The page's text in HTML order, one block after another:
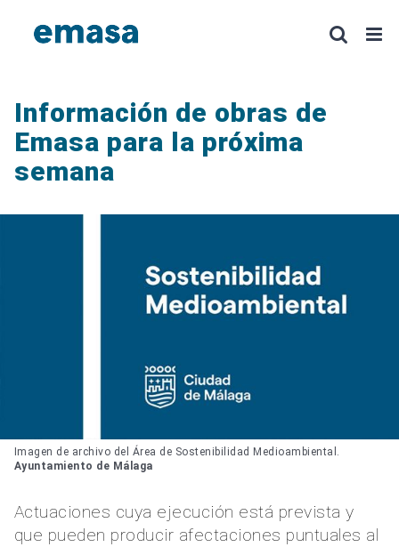
Información de obras de
Emasa para la próxima
semana
Imagen de archivo del Área de Sostenibilidad Medioambiental.
Ayuntamiento de Málaga
Actuaciones cuya ejecución está prevista y
que pueden producir afectaciones puntuales al